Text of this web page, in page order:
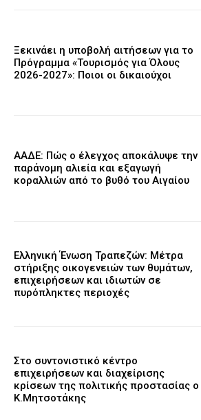
Ξεκινάει η υποβολή αιτήσεων για το
Πρόγραμμα «Τουρισμός για Όλους
2026-2027»: Ποιοι οι δικαιούχοι
ΑΑΔΕ: Πώς ο έλεγχος αποκάλυψε την
παράνομη αλιεία και εξαγωγή
κοραλλιών από το βυθό του Αιγαίου
Ελληνική Ένωση Τραπεζών: Μέτρα
στήριξης οικογενειών των θυμάτων,
επιχειρήσεων και ιδιωτών σε
πυρόπληκτες περιοχές
Στο συντονιστικό κέντρο
επιχειρήσεων και διαχείρισης
κρίσεων της πολιτικής προστασίας ο
Κ.Μητσοτάκης